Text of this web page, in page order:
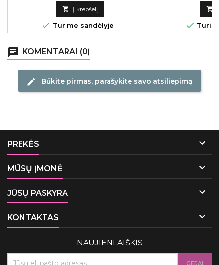
kaina
 Į krepšelį
 Turime sandėlyje


chat KOMENTARAI (0)
edit Būkite pirmas, parašykite savo atsiliepimą
PREKĖS 
MŪSŲ ĮMONĖ 
JŪSŲ PASKYRA 
KONTAKTAS 
NAUJIENLAIŠKIS